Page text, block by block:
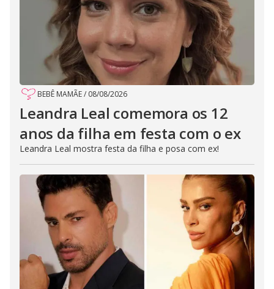
BEBÊ MAMÃE/ 08/08/2026
Leandra Leal comemora os 12
anos da filha em festa com o ex
Leandra Leal mostra festa da filha e posa com ex!